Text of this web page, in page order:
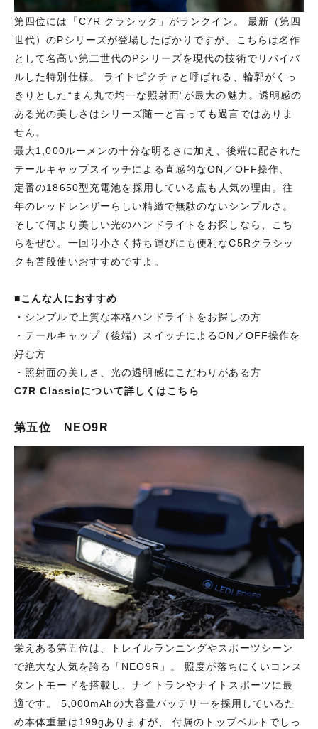
第四位には「C7R クラシック」がランクイン。 最新（第四
世代）のPシリーズが登場したばかりですが、こちらは名作
として名高い第二世代のPシリーズを現代の技術でリバイバ
ルした特別仕様。 ライトピクチャと呼ばれる、輪郭がくっ
きりとした“まん丸で均一な照射面”が最大の魅力。透明感の
ある光の美しさはシリーズ随一と言っても過言ではありま
せん。
最大1,000ルーメンの十分な明るさに加え、後端に配された
テールキャップスイッチによる直感的なON／OFF操作、
定番の18650型充電池を採用している点も人気の理由。往
年のレッドレンザーらしい精緻で無駄のないシンプルさ。
そして何より美しい光のハンドライトをお探しなら、こち
らをぜひ。一回り小さく持ち運びにも便利なC5Rクラシッ
ク も普段使いおすすめですよ。
■こんな人におすすめ
・シンプルで上質な本格ハンドライトをお探しの方
・テールキャップ（後端）スイッチによるON／OFF操作を
好む方
・照射面の美しさ、光の透明感にこだわりがある方
C7R Classicについて詳しくはこちら
第五位 NEO9R
栄えある第五位は、トレイルランニングやスポーツシーン
で絶大な人気を誇る「NEO9R」。 照度が落ちにくいコンス
タントモードを搭載し、ナイトランやナイトスポーツに最
適です。 5,000mAhの大容量バッテリーを採用しているた
め本体重量は199gありますが、 付属のトップベルトでしっ